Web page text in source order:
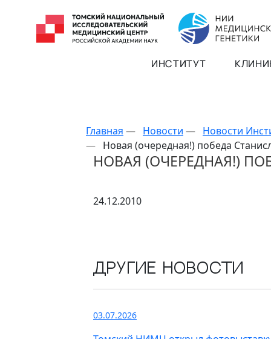
ИНСТИТУТ
Главная — Новости — Новости
— Новая (очередная!) победа
НОВАЯ (ОЧЕРЕДНАЯ!)
24.12.2010
Другие новости
03.07.2026